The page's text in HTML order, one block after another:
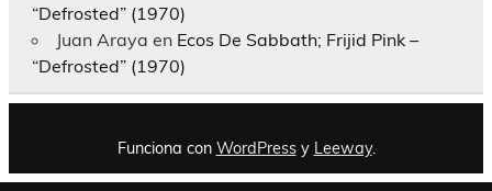
“Defrosted” (1970)
Juan Araya en Ecos De Sabbath; Frijid Pink –
“Defrosted” (1970)
Funciona con WordPressy Leeway.